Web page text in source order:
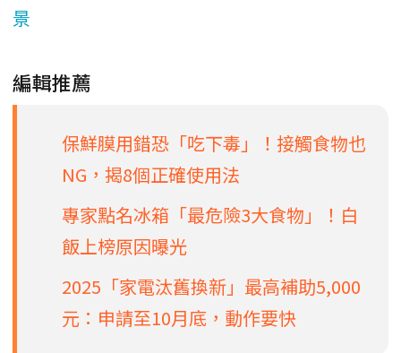
景
編輯推薦
保鮮膜用錯恐「吃下毒」！接觸食物也
NG，揭8個正確使用法
專家點名冰箱「最危險3大食物」！白
飯上榜原因曝光
2025「家電汰舊換新」最高補助5,000
元：申請至10月底，動作要快